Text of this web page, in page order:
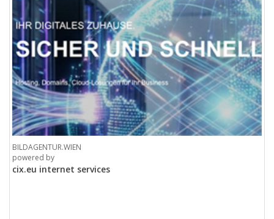
BILDAGENTUR.WIEN
powered by
cix.eu internet services